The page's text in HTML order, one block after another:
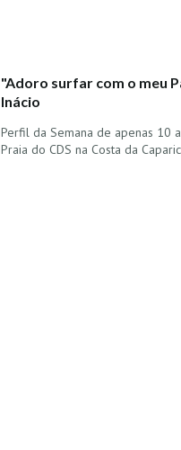
"Adoro surfar com o meu
Inácio
Perfil da Semana de apenas 10
Praia do CDS na Costa da